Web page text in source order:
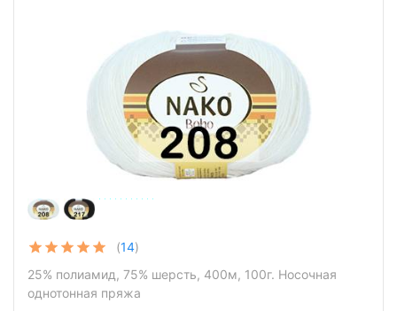
14)
25% полиамид, 75% шерсть, 400м, 100г. Носочная